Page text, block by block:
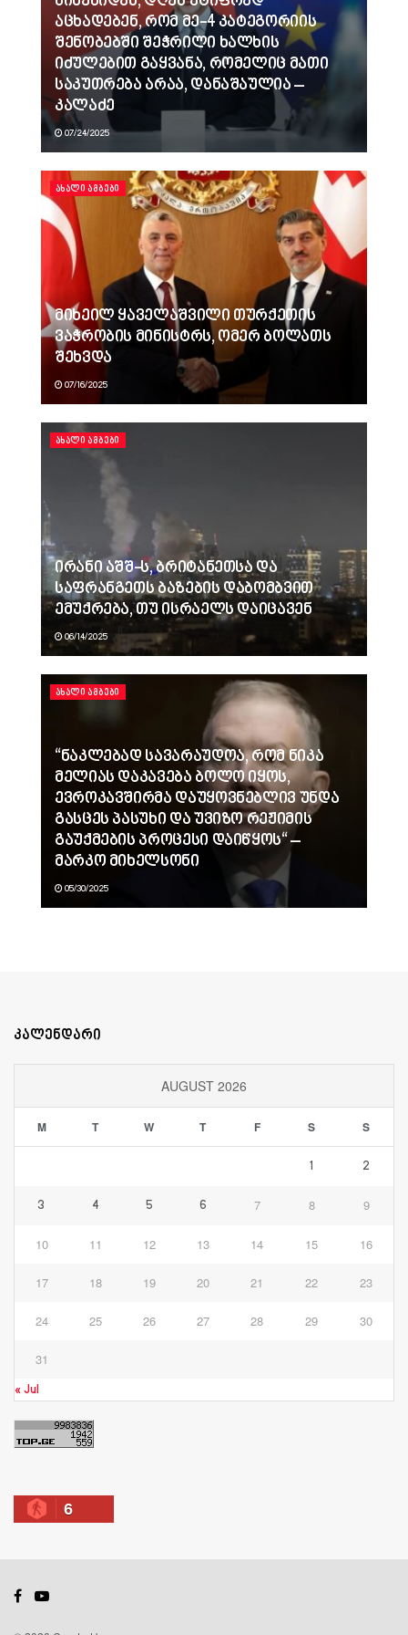
აცხადებენ, რომ მე-4 კატეგორიის
შენობებში შეჭრილი ხალხის
იძულებით გაყვანა, რომელიც მათი
საკუთრება არაა, დანაშაულია –
კალაძე
07/24/2025
ᲐᲮᲐᲚᲘ ᲐᲛᲑᲔᲑᲘ
მიხეილ ყაველაშვილი თურქეთის
ვაჭრობის მინისტრს, ომერ ბოლათს
შეხვდა
07/16/2025
ᲐᲮᲐᲚᲘ ᲐᲛᲑᲔᲑᲘ
ირანი აშშ-ს, ბრიტანეთსა და
საფრანგეთს ბაზების დაბომბვით
ემუქრება, თუ ისრაელს დაიცავენ
06/14/2025
ᲐᲮᲐᲚᲘ ᲐᲛᲑᲔᲑᲘ
“ნაკლებად სავარაუდოა, რომ ნიკა
მელიას დაკავება ბოლო იყოს,
ევროკავშირმა დაუყოვნებლივ უნდა
გასცეს პასუხი და უვიზო რეჟიმის
გაუქმების პროცესი დაიწყოს“ –
მარკო მიხელსონი
05/30/2025
კალენდარი
AUGUST 2026
M T W T F S S
1 2
3 4 5 6 7 8 9
10 11 12 13 14 15 16
17 18 19 20 21 22 23
24 25 26 27 28 29 30
31
« Jul
6